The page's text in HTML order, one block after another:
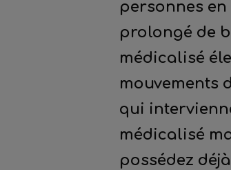
personnes
prolongé de
médicalisé
mouvements
qui
médicalisé
possédez